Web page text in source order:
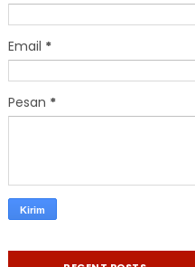
Email *
Pesan *